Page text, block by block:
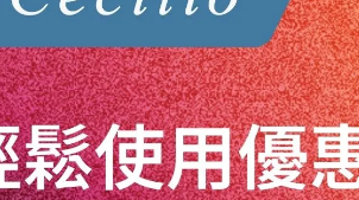
表面的光學特性被增強，使得進入室內的
要意義，尤其是在需要精密作業的場所，
線是導致玻璃老化和色彩褪色的主要原因
璃的使用壽命，並保持其長期的透明度和
架尤為重要，因為它有助於保護展品免受